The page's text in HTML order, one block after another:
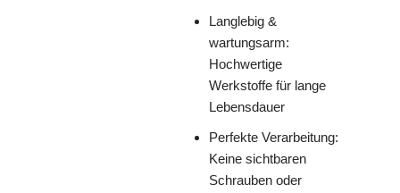
Langlebig &
wartungsarm:
Hochwertige
Werkstoffe für lange
Lebensdauer
Perfekte Verarbeitung:
Keine sichtbaren
Schrauben oder